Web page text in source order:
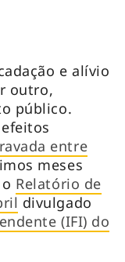
e alívio
outro,
público.
entre
meses
Relatório de
divulgado
(IFI) do